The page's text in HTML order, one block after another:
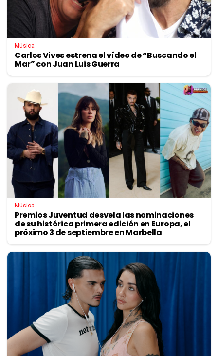
Música
Carlos Vives estrena el vídeo de “Buscando el
Mar” con Juan Luis Guerra
Música
Premios Juventud desvela las nominaciones
de su histórica primera edición en Europa, el
próximo 3 de septiembre en Marbella